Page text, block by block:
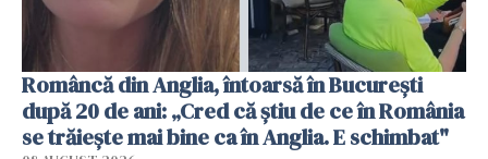
Româncă din Anglia, întoarsă în București
după 20 de ani: „Cred că știu de ce în România
se trăiește mai bine ca în Anglia. E schimbat"